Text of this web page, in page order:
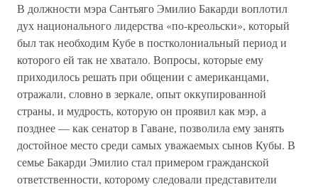
В должности мэра Сантьяго Эмилио Бакарди воплотил
дух национального лидерства «по-креольски», который
был так необходим Кубе в постколониальный период и
которого ей так не хватало. Вопросы, которые ему
приходилось решать при общении с американцами,
отражали, словно в зеркале, опыт оккупированной
страны, и мудрость, которую он проявил как мэр, а
позднее — как сенатор в Гаване, позволила ему занять
достойное место среди самых уважаемых сынов Кубы. В
семье Бакарди Эмилио стал примером гражданской
ответственности, которому следовали представители